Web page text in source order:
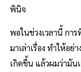
พินิจ
พอในช่วงเวลานี้ กา
มาเล่าเรื่อง ทำให้อ
เกิดขึ้น แล้วผมว่ามัน